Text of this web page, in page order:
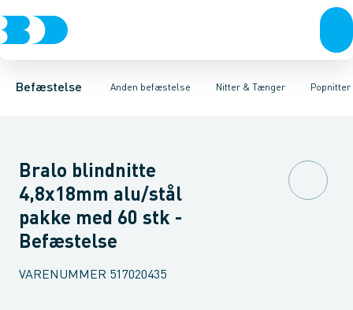
Befæstelse Anden befæstelse
Bolte & sætskruerMøtrikkerSkiver SkruerSøm & dykkere
Nitter & Tænger
Opklodsning Hæfteklammer- og PistolerKabel- & Popnitter
PopnitterSlagnitterNittetænger
Bralo blindnitte
4,8x18mm alu/stål
pakke med 60 stk -
Befæstelse
VARENUMMER 517020435